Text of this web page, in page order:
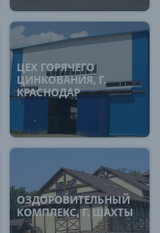
ЦЕХ ГОРЯЧЕГО
ЦИНКОВАНИЯ, Г.
КРАСНОДАР
ОЗДОРОВИТЕЛЬНЫЙ
КОМПЛЕКС, Г. ШАХТЫ